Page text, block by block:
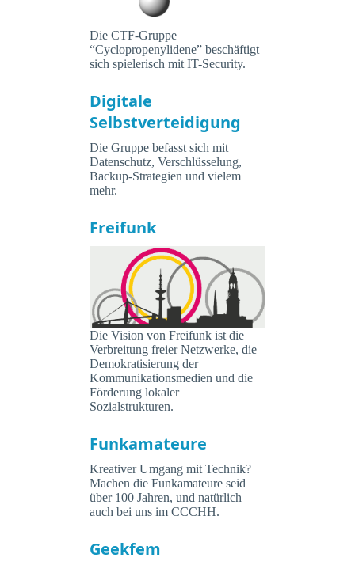
Die CTF-Gruppe
“Cyclopropenylidene” beschäftigt
sich spielerisch mit IT-Security.
Digitale
Selbstverteidigung
Die Gruppe befasst sich mit
Datenschutz, Verschlüsselung,
Backup-Strategien und vielem
mehr.
Freifunk
Die Vision von Freifunk ist die
Verbreitung freier Netzwerke, die
Demokratisierung der
Kommunikationsmedien und die
Förderung lokaler
Sozialstrukturen.
Funkamateure
Kreativer Umgang mit Technik?
Machen die Funkamateure seid
über 100 Jahren, und natürlich
auch bei uns im CCCHH.
Geekfem